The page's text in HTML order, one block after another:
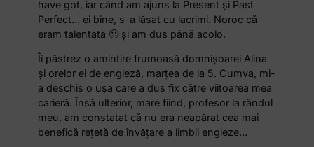
have got, iar când am ajuns la Present și Past
Perfect… ei bine, s-a lăsat cu lacrimi. Noroc că
eram talentată 🙂 și am dus până acolo.
Îi păstrez o amintire frumoasă domnișoarei Alina
și orelor ei de engleză, marțea de la 5. Cumva, mi-
a deschis o ușă care a dus fix către viitoarea mea
carieră. Însă ulterior, mare fiind, profesor la rândul
meu, am constatat că nu era neapărat cea mai
benefică rețetă de învățare a limbii engleze…